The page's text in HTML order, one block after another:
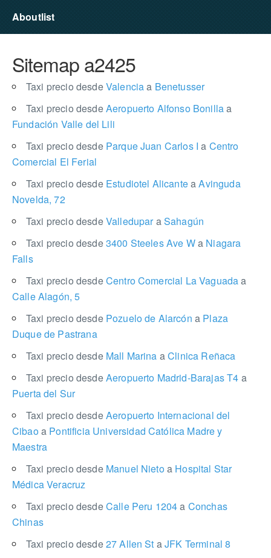
Aboutlist
Sitemap a2425
Taxi precio desdeValenciaa Benetusser
Taxi precio desdeAeropuerto Alfonso Bonillaa
Fundación Valle del Lili
Taxi precio desde Parque Juan Carlos Ia Centro
Comercial El Ferial
Taxi precio desde Estudiotel AlicanteaAvinguda
Novelda, 72
Taxi precio desdeValleduparaSahagún
Taxi precio desde3400 Steeles Ave Wa Niagara
Falls
Taxi precio desdeCentro Comercial La Vaguadaa
Calle Alagón, 5
Taxi precio desde Pozuelo de Alarcón a Plaza
Duque de Pastrana
Taxi precio desde Mall Marina aClinica Reñaca
Taxi precio desdeAeropuerto Madrid-Barajas T4 a
Puerta del Sur
Taxi precio desdeAeropuerto Internacional del
Cibaoa Pontificia Universidad Católica Madre y
Maestra
Taxi precio desde Manuel Nietoa Hospital Star
Médica Veracruz
Taxi precio desdeCalle Peru 1204a Conchas
Chinas
Taxi precio desde27 Allen St aJFK Terminal 8